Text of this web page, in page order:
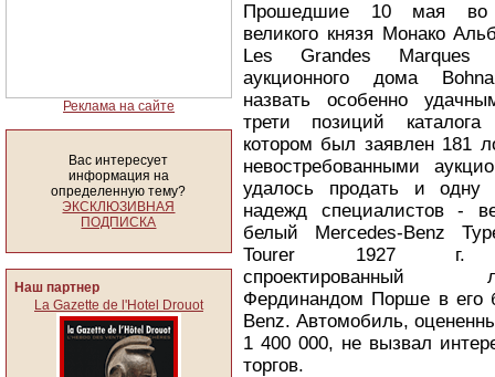
Реклама на сайте
Вас интересует
информация на
определенную тему?
ЭКСКЛЮЗИВНАЯ
ПОДПИСКА
Наш партнер
La Gazette de l'Hotel Drouot
Прошедшие 10 мая во
великого князя Монако
Les Grandes Marques
аукционного дома
назвать особенно
трети позиций
котором был заявлен 181
невостребованными
удалось продать и одну
надежд специалистов -
белый Mercedes-Benz
Tourer 1927 г.
спроектированный
Фердинандом Порше в его
Benz. Автомобиль,
1 400 000, не вызвал
торгов.